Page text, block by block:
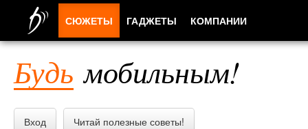
Будь мобильным!
Вход Читай полезные советы!
СЮЖЕТЫ ГАДЖЕТЫ КОМПАНИИ
ПРИЛОЖЕНИЯ